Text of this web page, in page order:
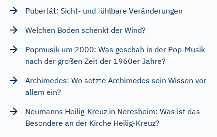
Pubertät: Sicht- und fühlbare Veränderungen
Welchen Boden schenkt der Wind?
Popmusik um 2000: Was geschah in der Pop-Musik
nach der großen Zeit der 1960er Jahre?
Archimedes: Wo setzte Archimedes sein Wissen vor
allem ein?
Neumanns Heilig-Kreuz in Neresheim: Was ist das
Besondere an der Kirche Heilig-Kreuz?